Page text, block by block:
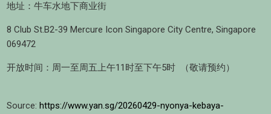
地址：牛车水地下商业街
8 Club St.B2-39 Mercure Icon Singapore City Centre, Singapore
069472
开放时间：周一至周五上午11时至下午5时 （敬请预约）
Source: https://www.yan.sg/20260429-nyonya-kebaya-